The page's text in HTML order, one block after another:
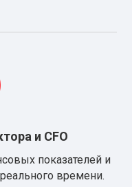
и CFO
показателей и
времени.